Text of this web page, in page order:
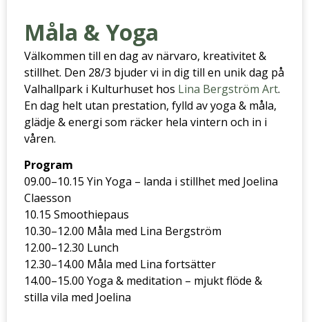
Måla & Yoga
Välkommen till en dag av närvaro, kreativitet &
stillhet. Den 28/3 bjuder vi in dig till en unik dag på
Valhallpark i Kulturhuset hos Lina Bergström Art.
En dag helt utan prestation, fylld av yoga & måla,
glädje & energi som räcker hela vintern och in i
våren.
Program
09.00–10.15 Yin Yoga – landa i stillhet med Joelina
Claesson
10.15 Smoothiepaus
10.30–12.00 Måla med Lina Bergström
12.00–12.30 Lunch
12.30–14.00 Måla med Lina fortsätter
14.00–15.00 Yoga & meditation – mjukt flöde &
stilla vila med Joelina